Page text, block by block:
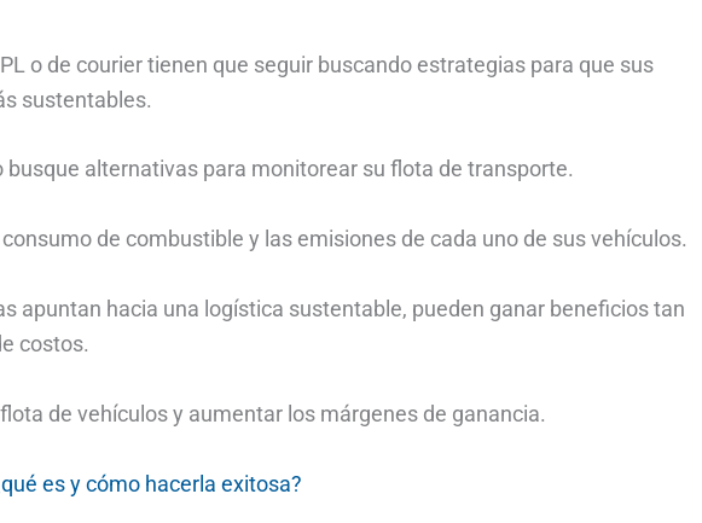
o de courier tienen que seguir buscando estrategias para que sus
sustentables.
busque alternativas para monitorear su flota de transporte.
de combustible y las emisiones de cada uno de sus vehículos.
apuntan hacia una logística sustentable, pueden ganar beneficios tan
costos.
de vehículos y aumentar los márgenes de ganancia.
es y cómo hacerla exitosa?